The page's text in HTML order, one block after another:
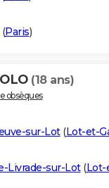
(Paris)
(18 ans)
obsèques
sur-Lot(Lot-et-
Livrade-sur-Lot(Lot-